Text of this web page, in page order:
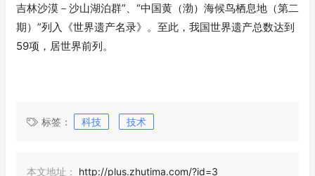
吉林沙漠－沙山湖泊群”、“中国黄（渤）海候鸟栖息地（第二
期）”列入《世界遗产名录》。至此，我国世界遗产总数达到
59项，居世界前列。
标签： 科技 技术
本文地址：
http://plus.zhutima.com/?id=3